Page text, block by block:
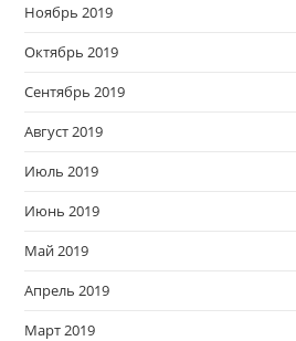
Ноябрь 2019
Октябрь 2019
Сентябрь 2019
Август 2019
Июль 2019
Июнь 2019
Май 2019
Апрель 2019
Март 2019